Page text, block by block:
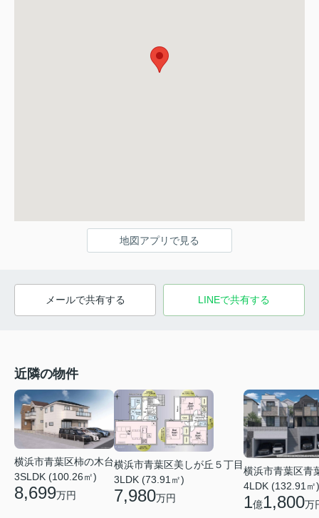
地図アプリで見る
メールで共有する LINEで共有する
近隣の物件
横浜市青葉区柿の木台
3SLDK (100.26㎡)
8,699万円
横浜市青葉区美しが丘５丁目
3LDK (73.91㎡)
7,980万円
横浜市青葉区青
4LDK (132.91㎡)
1億1,800万